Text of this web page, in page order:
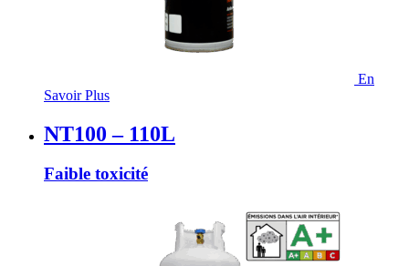
En
Savoir Plus
NT100 – 110L
Faible toxicité